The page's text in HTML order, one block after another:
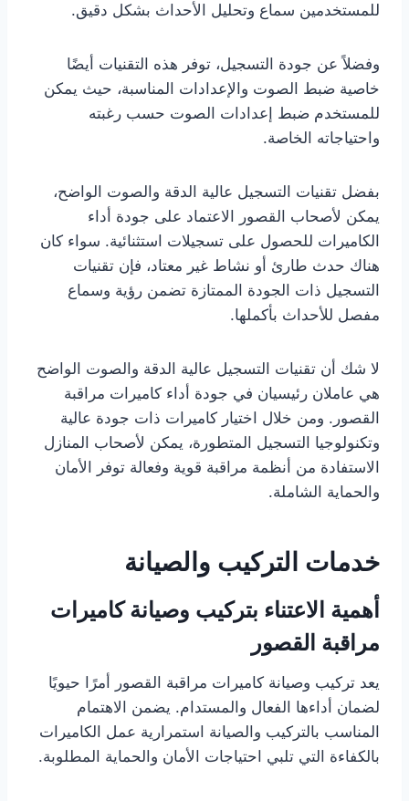
للمستخدمين سماع وتحليل الأحداث بشكل دقيق.
وفضلاً عن جودة التسجيل، توفر هذه التقنيات أيضًا
خاصية ضبط الصوت والإعدادات المناسبة، حيث يمكن
للمستخدم ضبط إعدادات الصوت حسب رغبته
واحتياجاته الخاصة.
بفضل تقنيات التسجيل عالية الدقة والصوت الواضح،
يمكن لأصحاب القصور الاعتماد على جودة أداء
الكاميرات للحصول على تسجيلات استثنائية. سواء كان
هناك حدث طارئ أو نشاط غير معتاد، فإن تقنيات
التسجيل ذات الجودة الممتازة تضمن رؤية وسماع
مفصل للأحداث بأكملها.
لا شك أن تقنيات التسجيل عالية الدقة والصوت الواضح
هي عاملان رئيسيان في جودة أداء كاميرات مراقبة
القصور. ومن خلال اختيار كاميرات ذات جودة عالية
وتكنولوجيا التسجيل المتطورة، يمكن لأصحاب المنازل
الاستفادة من أنظمة مراقبة قوية وفعالة توفر الأمان
والحماية الشاملة.
خدمات التركيب والصيانة
أهمية الاعتناء بتركيب وصيانة كاميرات
مراقبة القصور
يعد تركيب وصيانة كاميرات مراقبة القصور أمرًا حيويًا
لضمان أداءها الفعال والمستدام. يضمن الاهتمام
المناسب بالتركيب والصيانة استمرارية عمل الكاميرات
بالكفاءة التي تلبي احتياجات الأمان والحماية المطلوبة.